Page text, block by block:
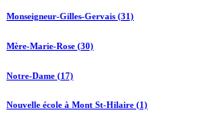
Monseigneur-Gilles-Gervais (31)
Mère-Marie-Rose (30)
Notre-Dame (17)
Nouvelle école à Mont St-Hilaire (1)